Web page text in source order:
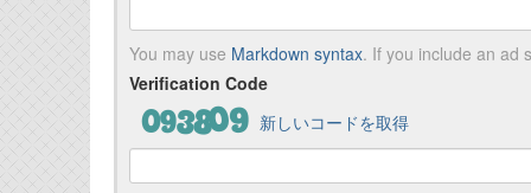
You may use Markdown syntax. If you include an ad
Verification Code
新しいコードを取得